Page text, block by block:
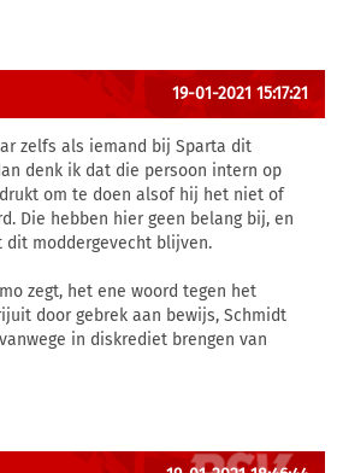
19-01-2021 15:17:21
zelfs als iemand bij Sparta dit
denk ik dat die persoon intern op
om te doen alsof hij het niet of
Die hebben hier geen belang bij, en
moddergevecht blijven.
zegt, het ene woord tegen het
door gebrek aan bewijs, Schmidt
in diskrediet brengen van